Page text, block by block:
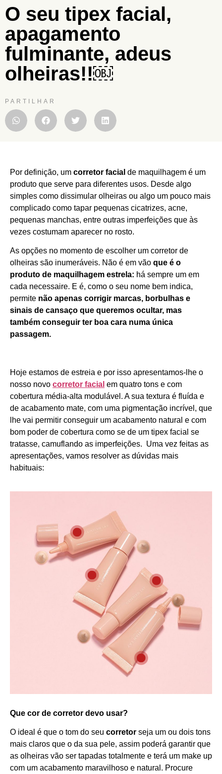
O seu tipex facial,
apagamento
fulminante, adeus
olheiras!!￼
PARTILHAR
Por definição, um corretor facial de maquilhagem é um
produto que serve para diferentes usos. Desde algo
simples como dissimular olheiras ou algo um pouco mais
complicado como tapar pequenas cicatrizes, acne,
pequenas manchas, entre outras imperfeições que às
vezes costumam aparecer no rosto.
As opções no momento de escolher um corretor de
olheiras são inumeráveis. Não é em vão que é o
produto de maquilhagem estrela: há sempre um em
cada necessaire. E é, como o seu nome bem indica,
permite não apenas corrigir marcas, borbulhas e
sinais de cansaço que queremos ocultar, mas
também conseguir ter boa cara numa única
passagem.
Hoje estamos de estreia e por isso apresentamos-lhe o
nosso novo corretor facial em quatro tons e com
cobertura média-alta modulável. A sua textura é fluída e
de acabamento mate, com uma pigmentação incrível, que
lhe vai permitir conseguir um acabamento natural e com
bom poder de cobertura como se de um tipex facial se
tratasse, camuflando as imperfeições. Uma vez feitas as
apresentações, vamos resolver as dúvidas mais
habituais:
Que cor de corretor devo usar?
O ideal é que o tom do seu corretor seja um ou dois tons
mais claros que o da sua pele, assim poderá garantir que
as olheiras vão ser tapadas totalmente e terá um make up
com um acabamento maravilhoso e natural. Procure